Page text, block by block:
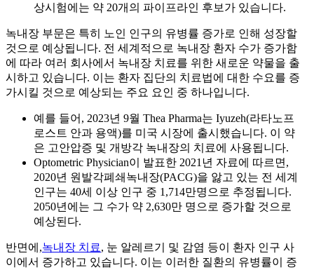
상시험에는 약 20개의 파이프라인 후보가 있습니다.
녹내장 부문은 특히 노인 인구의 유병률 증가로 인해 성장할
것으로 예상됩니다. 전 세계적으로 녹내장 환자 수가 증가함
에 따라 여러 회사에서 녹내장 치료를 위한 새로운 약물을 출
시하고 있습니다. 이는 환자 집단의 치료법에 대한 수요를 증
가시킬 것으로 예상되는 주요 요인 중 하나입니다.
예를 들어, 2023년 9월 Thea Pharma는 Iyuzeh(라타노프
로스트 안과 용액)를 미국 시장에 출시했습니다. 이 약
은 고안압증 및 개방각 녹내장의 치료에 사용됩니다.
Optometric Physician이 발표한 2021년 자료에 따르면,
2020년 원발각폐쇄녹내장(PACG)을 앓고 있는 전 세계
인구는 40세 이상 인구 중 1,714만명으로 추정됩니다.
2050년에는 그 수가 약 2,630만 명으로 증가할 것으로
예상된다.
반면에,녹내장 치료, 눈 알레르기 및 감염 등이 환자 인구 사
이에서 증가하고 있습니다. 이는 이러한 질환의 유병률이 증